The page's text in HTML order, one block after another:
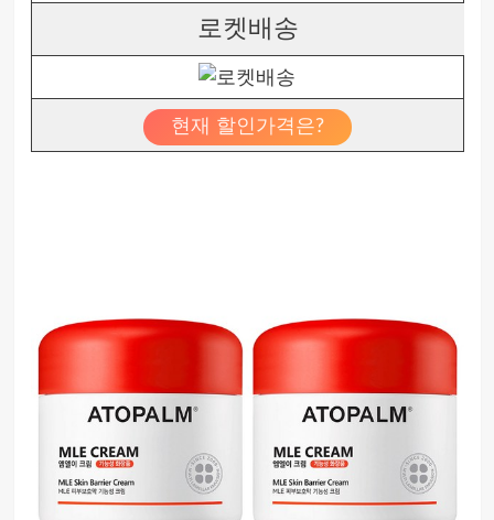
로켓배송
현재 할인가격은?